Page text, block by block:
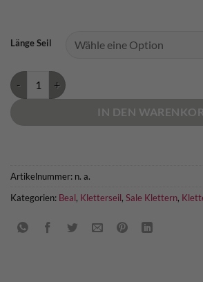
Länge Seil
Beal Sunup 8,4mm Halbseile Menge
IN DEN
Artikelnummer: n. a.
Kategorien: Beal, Kletterseil, Sale Klettern,